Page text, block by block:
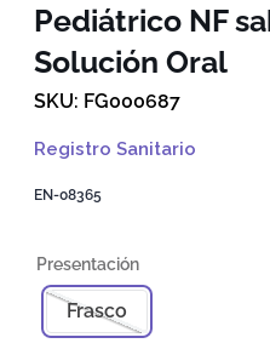
Pediátrico NF
Solución Oral
FG000687
Registro Sanitario
EN-08365
Frasco